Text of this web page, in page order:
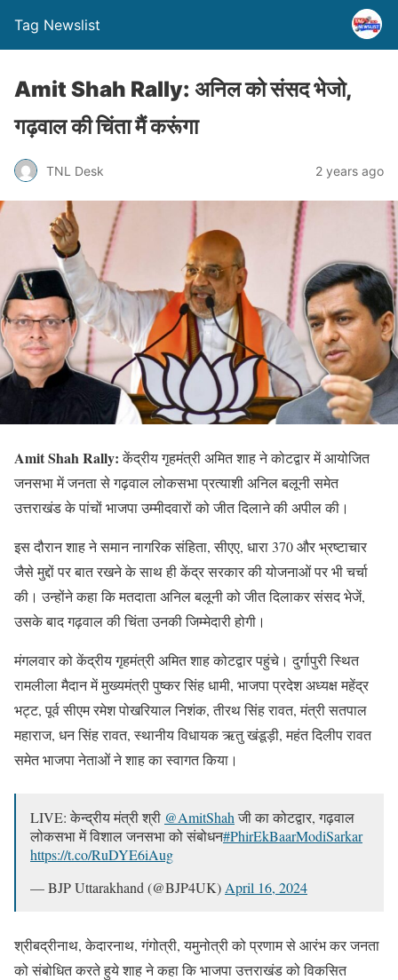
Tag Newslist
Amit Shah Rally: अनिल को संसद भेजो,
गढ़वाल की चिंता मैं करूंगा
TNL Desk 2 years ago
Amit Shah Rally:केंद्रीय गृहमंत्री अमित शाह ने कोटद्वार में आयोजित
जनसभा में जनता से गढ़वाल लोकसभा प्रत्याशी अनिल बलूनी समेत
उत्तराखंड के पांचों भाजपा उम्मीदवारों को जीत दिलाने की अपील की।
इस दौरान शाह ने समान नागरिक संहिता, सीएए, धारा 370 और भ्रष्टाचार
जैसे मुद्दों पर बात रखने के साथ ही केंद्र सरकार की योजनाओं पर भी चर्चा
की। उन्होंने कहा कि मतदाता अनिल बलूनी को जीत दिलाकर संसद भेजें,
उसके बाद गढ़वाल की चिंता उनकी जिम्मेदारी होगी।
मंगलवार को केंद्रीय गृहमंत्री अमित शाह कोटद्वार पहुंचे। दुर्गापुरी स्थित
रामलीला मैदान में मुख्यमंत्री पुष्कर सिंह धामी, भाजपा प्रदेश अध्यक्ष महेंद्र
भट्ट, पूर्व सीएम रमेश पोखरियाल निशंक, तीरथ सिंह रावत, मंत्री सतपाल
महाराज, धन सिंह रावत, स्थानीय विधायक ऋतु खंडूड़ी, महंत दिलीप रावत
समेत भाजपा नेताओं ने शाह का स्वागत किया।
LIVE: केन्द्रीय मंत्री श्री @AmitShahजी का कोटद्वार, गढ़वाल
लोकसभा में विशाल जनसभा को संबोधन#PhirEkBaarModiSarkar
https://t.co/RuDYE6iAug
— BJP Uttarakhand (@BJP4UK) April 16, 2024
श्रीबद्रीनाथ, केदारनाथ, गंगोत्री, यमुनोत्री को प्रणाम से आरंभ कर जनता
को संबोधित करते हुये शाह ने कहा कि भाजपा उत्तराखंड को विकसित